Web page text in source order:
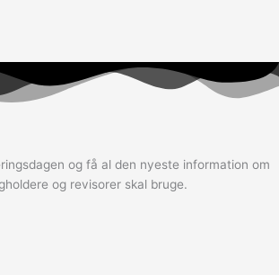
og få al den nyeste information om
og revisorer skal bruge.